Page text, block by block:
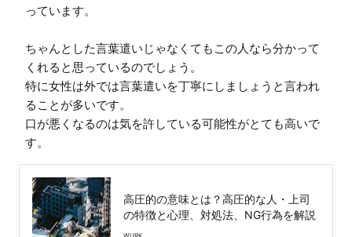
っています。
ちゃんとした言葉遣いじゃなくてもこの人なら分かって
くれると思っているのでしょう。
特に女性は外では言葉遣いを丁寧にしましょうと言われ
ることが多いです。
口が悪くなるのは気を許している可能性がとても高いで
す。
高圧的の意味とは？高圧的な人・上司
の特徴と心理、対処法、NG行為を解説
WURK